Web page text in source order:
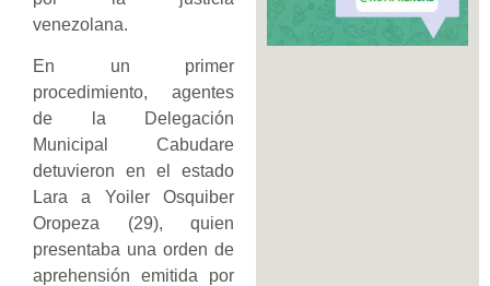
venezolana.
En un primer
procedimiento, agentes
de la Delegación
Municipal Cabudare
detuvieron en el estado
Lara a Yoiler Osquiber
Oropeza (29), quien
presentaba una orden de
aprehensión emitida por